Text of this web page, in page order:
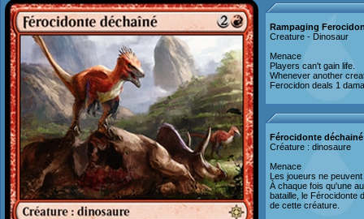
Rampaging
Creature - Dinosaur
Menace
Players can't gain life.
Whenever another
Ferocidon deals 1
Férocidonte déchainé
Créature : dinosaure
Menace
Les joueurs ne
À chaque fois qu'une
bataille, le Férocidonte
de cette créature.